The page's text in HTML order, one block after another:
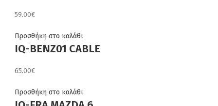
59.00€
Προσθήκη στο καλάθι
IQ-BENZ01 CABLE
65.00€
Προσθήκη στο καλάθι